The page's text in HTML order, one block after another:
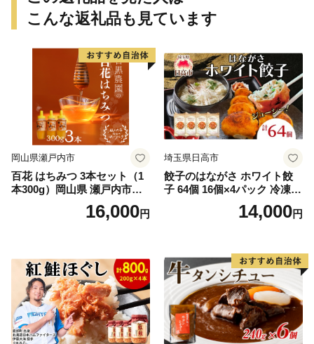
こんな返礼品も見ています
岡山県瀬戸内市
百花 はちみつ 3本セット（1
本300g）岡山県 瀬戸内市産
石黒農園 ヨーグルト パン 砂
糖の代わり 香り高い いい香
16,000円
埼玉県日高市
餃子のはながさ ホワイト餃
子 64個 16個×4パック 冷凍
中華 点心 B級グルメ ご当地
野菜 おつまみ おかず 簡単調
ー ギフト お取り寄せ 日高市
14,000円